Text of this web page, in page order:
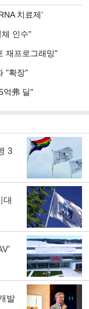
치료제’
체 인수"
재프로그래밍"
"확장"
억弗 딜"
3
대
발